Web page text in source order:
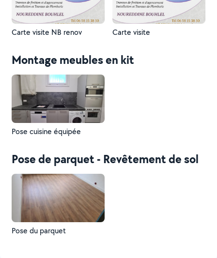
Carte visite NB renov Carte visite
Montage meubles en kit
Pose cuisine équipée
Pose de parquet - Revêtement de sol
Pose du parquet